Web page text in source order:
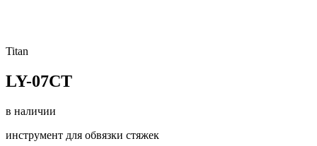
Titan
LY-07CT
в наличии
инструмент для обвязки стяжек